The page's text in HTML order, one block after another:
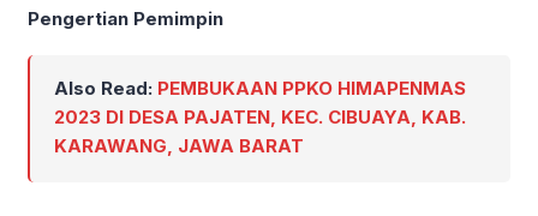
Pengertian Pemimpin
Also Read: PEMBUKAAN PPKO HIMAPENMAS
2023 DI DESA PAJATEN, KEC. CIBUAYA, KAB.
KARAWANG, JAWA BARAT